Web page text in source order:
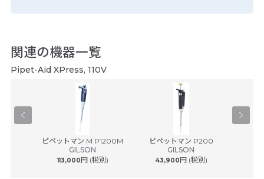
関連の機器一覧
Pipet-Aid XPress, 110V
ピペットマン M P1200M
GILSON
113,000円 (税別)
ピペットマン P200
GILSON
43,900円 (税別)